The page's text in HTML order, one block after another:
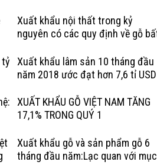
Xuất khẩu nội thất trong kỷ
nguyên có các quy định về gỗ
Kỳ
tỷ
Xuất khẩu lâm sản 10 tháng đầu
năm 2018 ước đạt hơn 7,6 tỉ USD
XUẤT KHẨU GỖ VIỆT NAM TĂNG
17,1% TRONG QUÝ 1
Xuất khẩu gỗ và sản phẩm gỗ 6
tháng đầu năm:Lạc quan với mục